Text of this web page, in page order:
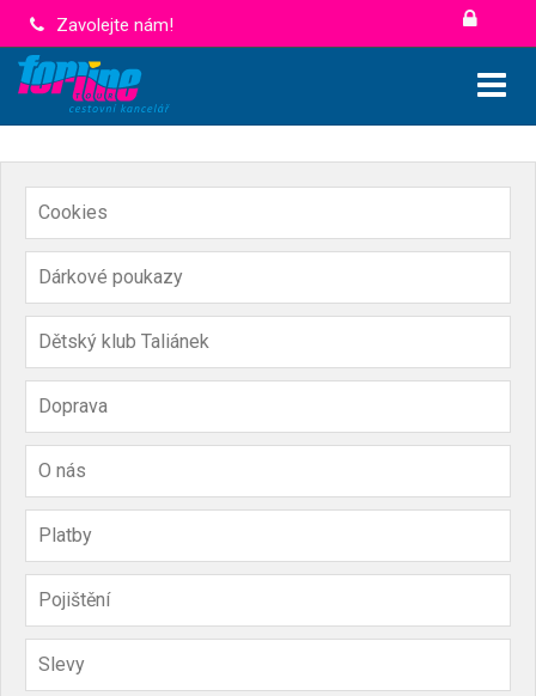
Zavolejte nám!
Cookies
Dárkové poukazy
Dětský klub Taliánek
Doprava
O nás
Platby
Pojištění
Slevy